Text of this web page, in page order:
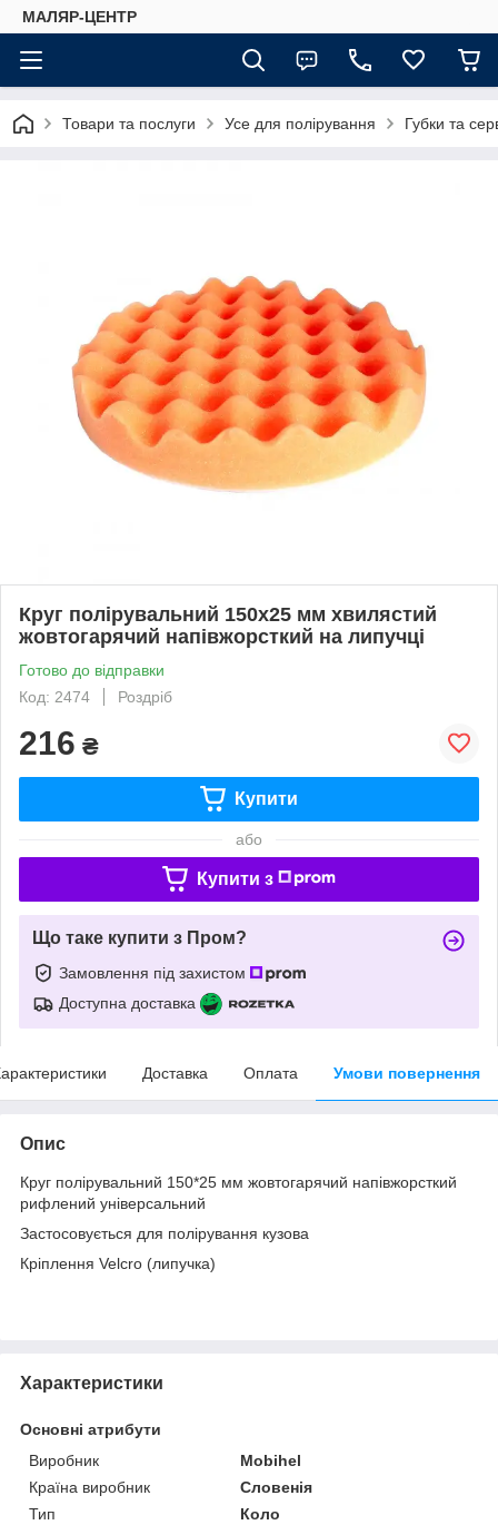
МАЛЯР-ЦЕНТР
Товари та послуги Усе для полірування Губки та
Круг полірувальний 150x25 мм хвилястий
жовтогарячий напівжорсткий на липучці
Готово до відправки
Код: 2474
Роздріб
216 ₴
Купити
або
Купити з
Що таке купити з Пром?
Замовлення під захистом
Доступна доставка
Доставка Оплата Умови повернення
Опис
Круг полірувальний 150*25 мм жовтогарячий напівжорсткий
рифлений універсальний
Застосовується для полірування кузова
Кріплення Velcro (липучка)
Характеристики
Основні атрибути
Виробник
Mobihel
Країна виробник
Словенія
Тип
Коло